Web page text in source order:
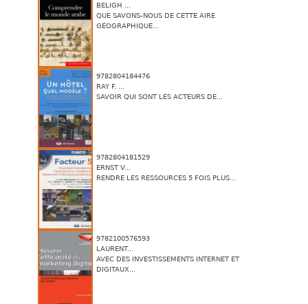
BELIGH ...
QUE SAVONS-NOUS DE CETTE AIRE
GÉOGRAPHIQUE...
9782804184476
RAY F. ...
SAVOIR QUI SONT LES ACTEURS DE...
9782804181529
ERNST V...
RENDRE LES RESSOURCES 5 FOIS PLUS...
9782100576593
LAURENT...
AVEC DES INVESTISSEMENTS INTERNET ET
DIGITAUX...